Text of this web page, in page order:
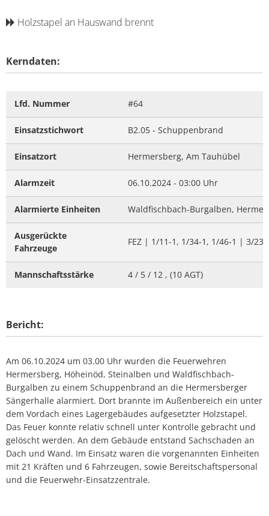
Holzstapel an Hauswand brennt
Kerndaten:
Lfd. Nummer #64
Einsatzstichwort B2.05 - Schuppenbrand
Einsatzort Hermersberg, Am Tauhübel
Alarmzeit 06.10.2024 - 03:00 Uhr
Alarmierte Einheiten Waldfischbach-Burgalben,
Ausgerückte
Fahrzeuge
FEZ | 1/11-1, 1/34-1, 1/46-1 | 3/
Mannschaftsstärke 4 / 5 / 12 , (10 AGT)
Bericht:
Am 06.10.2024 um 03.00 Uhr wurden die Feuerwehren
Hermersberg, Höheinöd, Steinalben und Waldfischbach-
Burgalben zu einem Schuppenbrand an die Hermersberger
Sängerhalle alarmiert. Dort brannte im Außenbereich ein unter
dem Vordach eines Lagergebäudes aufgesetzter Holzstapel.
Das Feuer konnte relativ schnell unter Kontrolle gebracht und
gelöscht werden. An dem Gebäude entstand Sachschaden an
Dach und Wand. Im Einsatz waren die vorgenannten Einheiten
mit 21 Kräften und 6 Fahrzeugen, sowie Bereitschaftspersonal
und die Feuerwehr-Einsatzzentrale.